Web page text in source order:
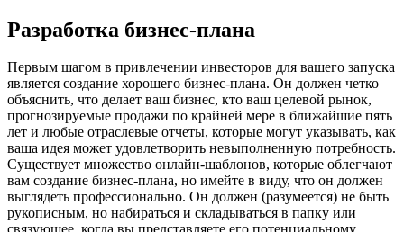
Разработка бизнес-плана
Первым шагом в привлечении инвесторов для вашего запуска
является создание хорошего бизнес-плана. Он должен четко
объяснить, что делает ваш бизнес, кто ваш целевой рынок,
прогнозируемые продажи по крайней мере в ближайшие пять
лет и любые отраслевые отчеты, которые могут указывать, как
ваша идея может удовлетворить невыполненную потребность.
Существует множество онлайн-шаблонов, которые облегчают
вам создание бизнес-плана, но имейте в виду, что он должен
выглядеть профессионально. Он должен (разумеется) не быть
рукописным, но набираться и складываться в папку или